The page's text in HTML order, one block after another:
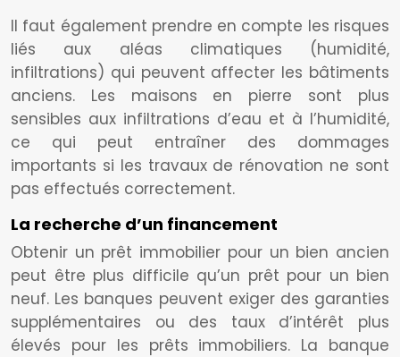
Il faut également prendre en compte les risques
liés aux aléas climatiques (humidité,
infiltrations) qui peuvent affecter les bâtiments
anciens. Les maisons en pierre sont plus
sensibles aux infiltrations d’eau et à l’humidité,
ce qui peut entraîner des dommages
importants si les travaux de rénovation ne sont
pas effectués correctement.
La recherche d’un financement
Obtenir un prêt immobilier pour un bien ancien
peut être plus difficile qu’un prêt pour un bien
neuf. Les banques peuvent exiger des garanties
supplémentaires ou des taux d’intérêt plus
élevés pour les prêts immobiliers. La banque